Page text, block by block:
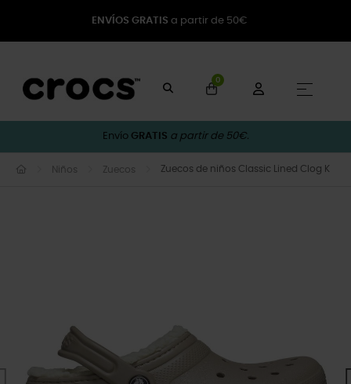
ENVÍOS GRATIS a partir de 50€
0
☰
Envío GRATIS a partir de 50€.
Niños Zuecos Zuecos de niños Classic Lined Clog K